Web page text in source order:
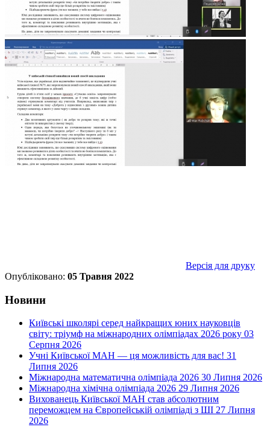
Версія для друку
Опубліковано: 05 Травня 2022
Новини
Київські школярі серед найкращих юних науковців
світу: тріумф на міжнародних олімпіадах 2026 року 03
Серпня 2026
Учні Київської МАН — ця можливість для вас! 31
Липня 2026
Міжнародна математична олімпіада 2026 30 Липня 2026
Міжнародна хімічна олімпіада 2026 29 Липня 2026
Вихованець Київської МАН став абсолютним
переможцем на Європейській олімпіаді з ШІ 27 Липня
2026